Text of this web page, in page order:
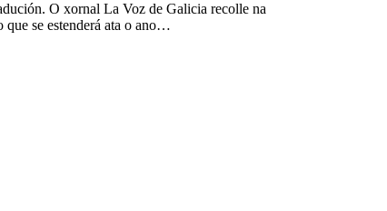
O xornal La Voz de Galicia recolle na
se estenderá ata o ano…